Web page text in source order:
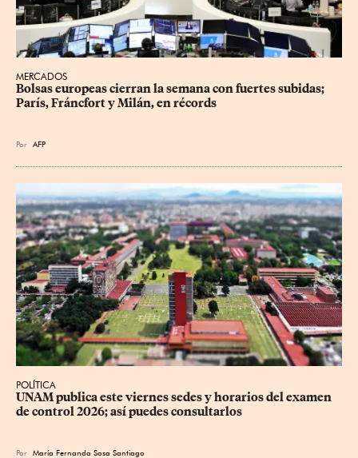
MERCADOS
Bolsas europeas cierran la semana con fuertes subidas;
París, Fráncfort y Milán, en récords
Por AFP
POLÍTICA
UNAM publica este viernes sedes y horarios del examen
de control 2026; así puedes consultarlos
Por María Fernanda Sosa Santiago